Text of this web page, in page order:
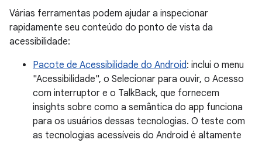
Várias ferramentas podem ajudar a inspecionar
rapidamente seu conteúdo do ponto de vista da
acessibilidade:
Pacote de Acessibilidade do Android: inclui o menu
"Acessibilidade", o Selecionar para ouvir, o Acesso
com interruptor e o TalkBack, que fornecem
insights sobre como a semântica do app funciona
para os usuários dessas tecnologias. O teste com
as tecnologias acessíveis do Android é altamente